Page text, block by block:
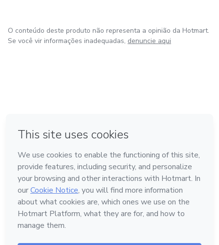
O conteúdo deste produto não representa a opinião da Hotmart.
Se você vir informações inadequadas, denuncie aqui
Feito com ❤ na Cidade do México
Conheça a Hotmart
Idioma
Português